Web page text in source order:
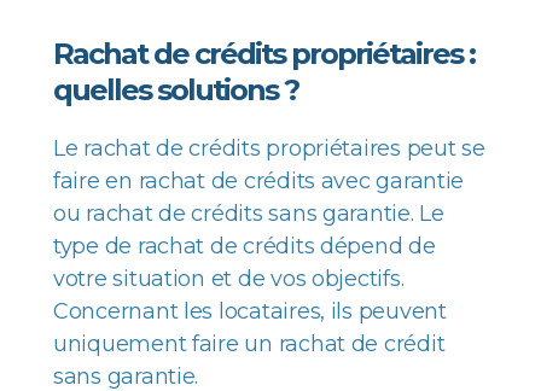
Rachat de crédits propriétaires :
quelles solutions ?
Le rachat de crédits propriétaires peut se
faire en rachat de crédits avec garantie
ou rachat de crédits sans garantie. Le
type de rachat de crédits dépend de
votre situation et de vos objectifs.
Concernant les locataires, ils peuvent
uniquement faire un rachat de crédit
sans garantie.